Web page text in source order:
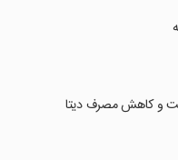
و کاهش مصرف دیتا